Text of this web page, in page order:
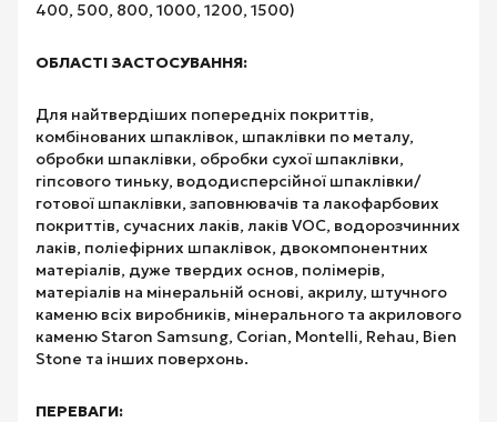
400, 500, 800, 1000, 1200, 1500)
ОБЛАСТІ ЗАСТОСУВАННЯ:
Для найтвердіших попередніх покриттів,
комбінованих шпаклівок, шпаклівки по металу,
обробки шпаклівки, обробки сухої шпаклівки,
гіпсового тиньку, вододисперсійної шпаклівки/
готової шпаклівки, заповнювачів та лакофарбових
покриттів, сучасних лаків, лаків VOC, водорозчинних
лаків, поліефірних шпаклівок, двокомпонентних
матеріалів, дуже твердих основ, полімерів,
матеріалів на мінеральній основі, акрилу, штучного
каменю всіх виробників, мінерального та акрилового
каменю Staron Samsung, Corian, Montelli, Rehau, Bien
Stone та інших поверхонь.
ПЕРЕВАГИ: